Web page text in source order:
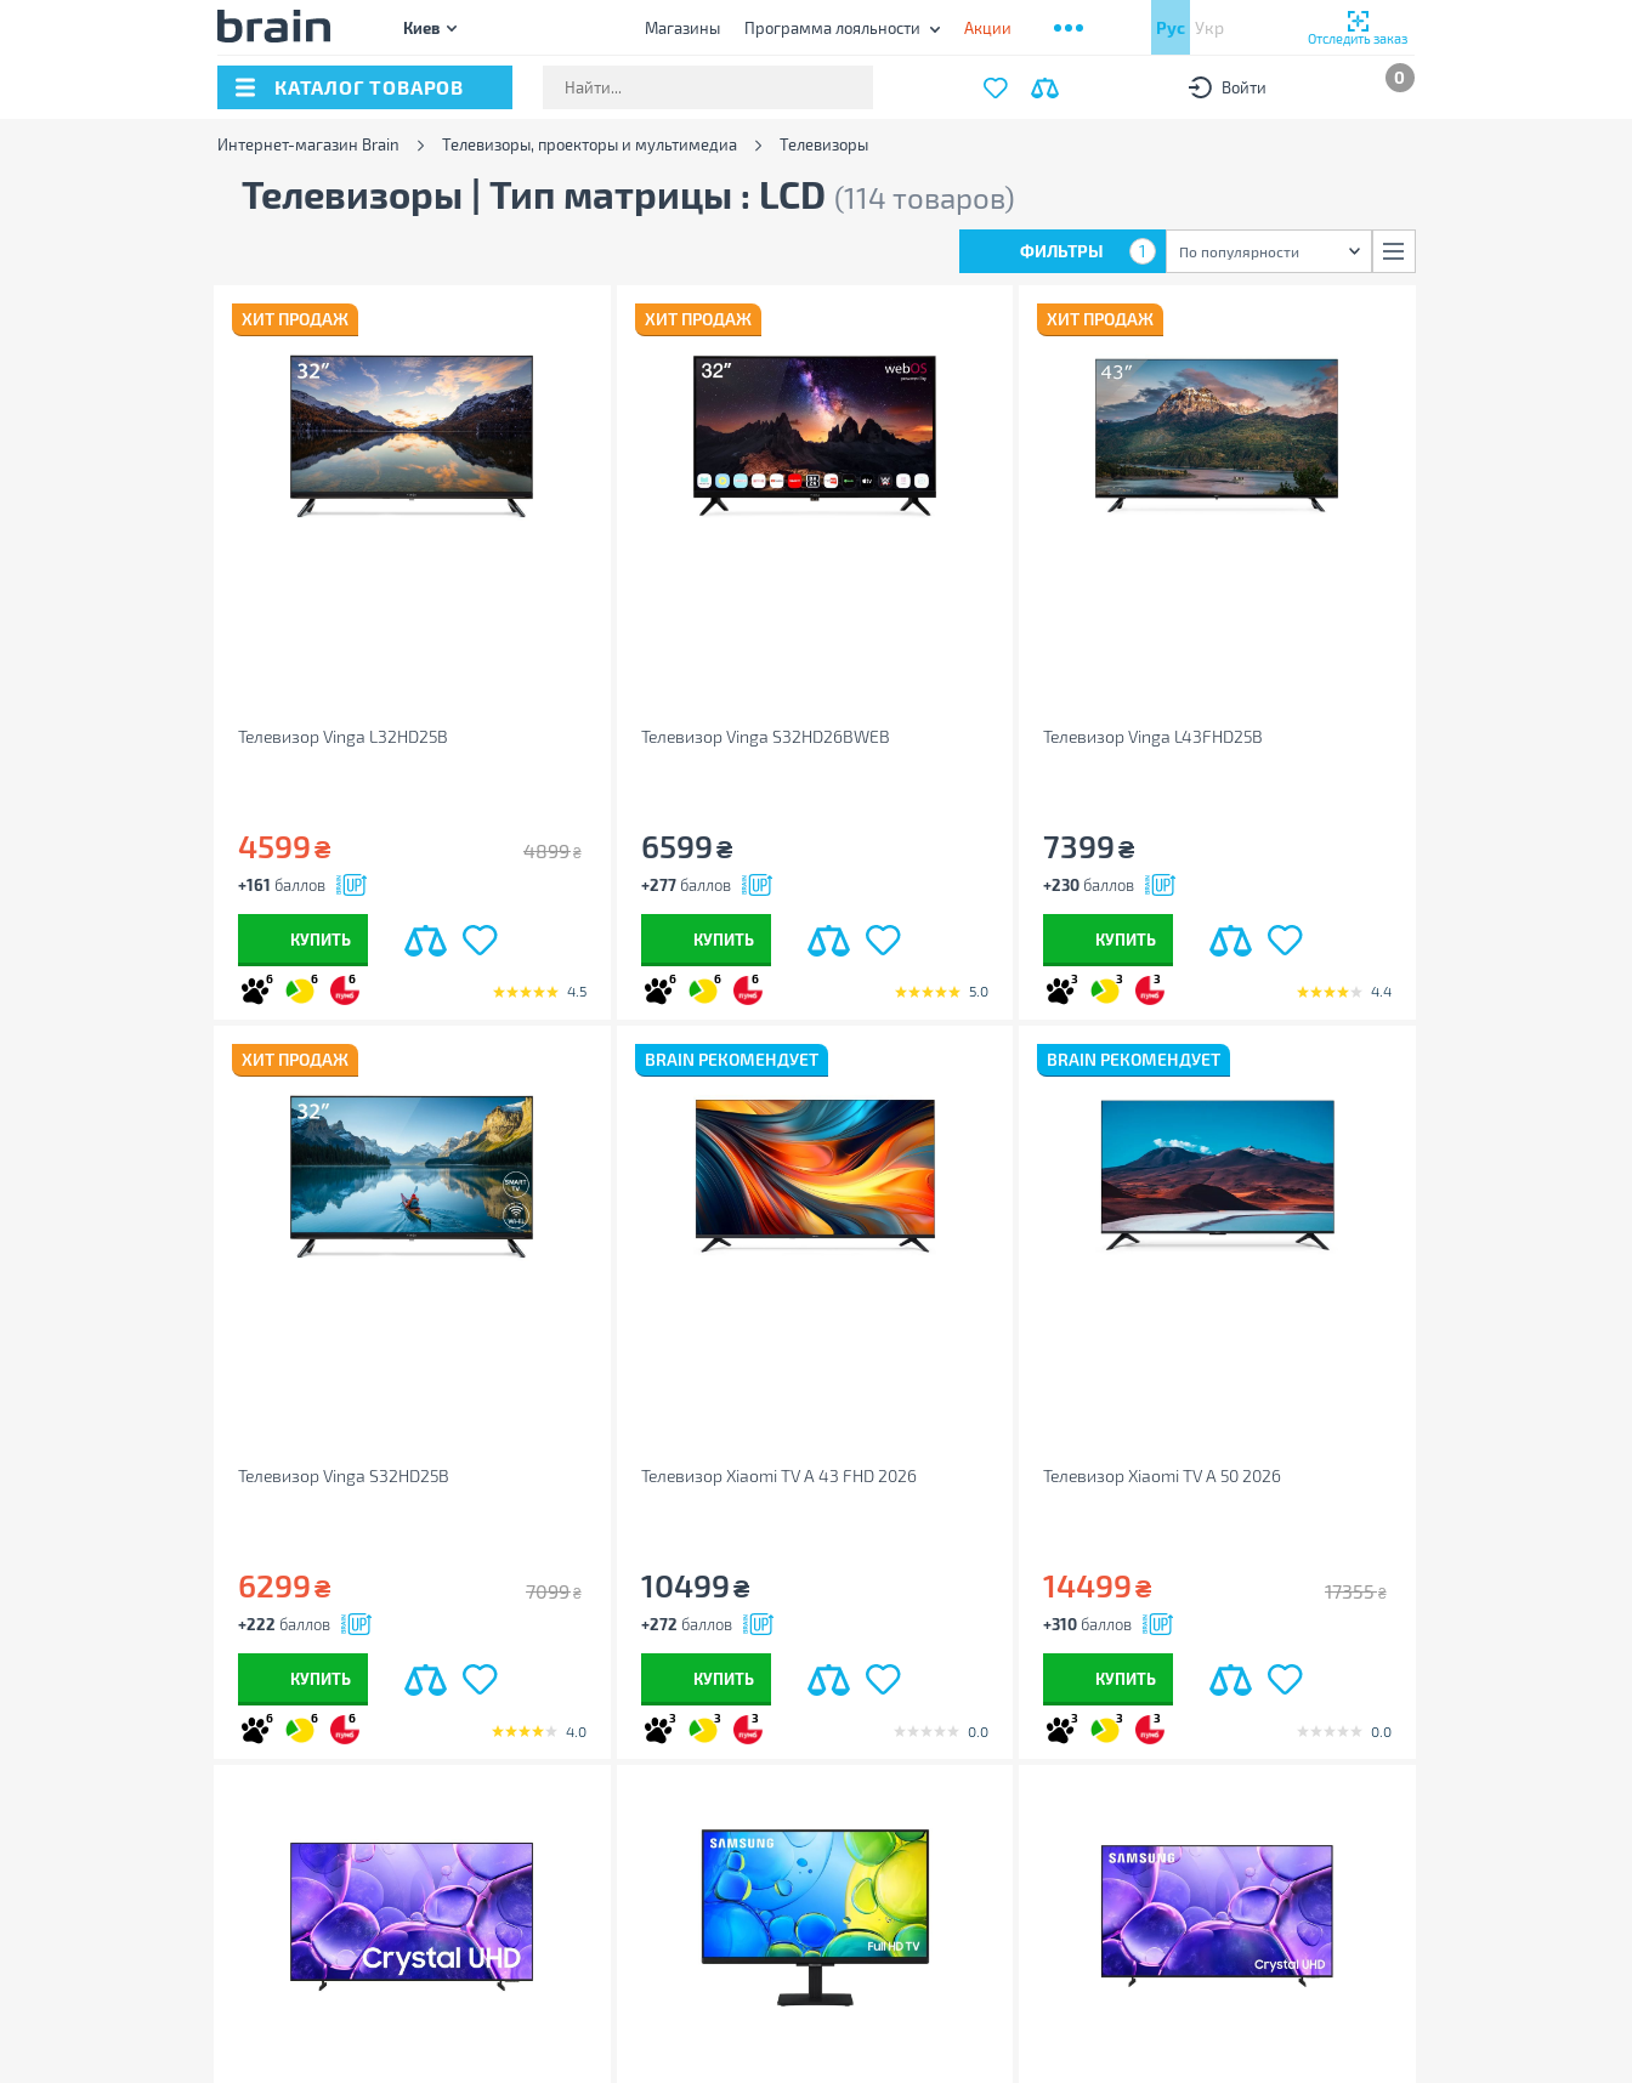
Киев Магазины Программа лояльности Акции Рус Укр
Отследить заказ
КАТАЛОГ ТОВАРОВ Войти 0
Интернет-магазин Brain Телевизоры, проекторы и мультимедиа Телевизоры
Телевизоры | Тип матрицы : LCD (114 товаров)
ФИЛЬТРЫ 1 По популярности
ХИТ ПРОДАЖ
Телевизор Vinga L32HD25B
4599₴ 4899 ₴
+161 баллов
КУПИТЬ
6 6 6
4.5
ХИТ ПРОДАЖ
Телевизор Vinga S32HD26BWEB
6599₴
+277баллов
КУПИТЬ
6 6 6
5.0
ХИТ ПРОДАЖ
Телевизор Vinga L43FHD25B
7399₴
+230 баллов
КУПИТЬ
3 3 3
4.4
ХИТ ПРОДАЖ
Телевизор Vinga S32HD25B
6299₴ 7099 ₴
+222 баллов
КУПИТЬ
6 6 6
4.0
BRAIN РЕКОМЕНДУЕТ
Телевизор Xiaomi TV A 43 FHD 2026
10499₴
+272 баллов
КУПИТЬ
3 3 3
0.0
BRAIN РЕКОМЕНДУЕТ
Телевизор Xiaomi TV A 50 2026
14499₴ 17355 ₴
+310 баллов
КУПИТЬ
3 3 3
0.0